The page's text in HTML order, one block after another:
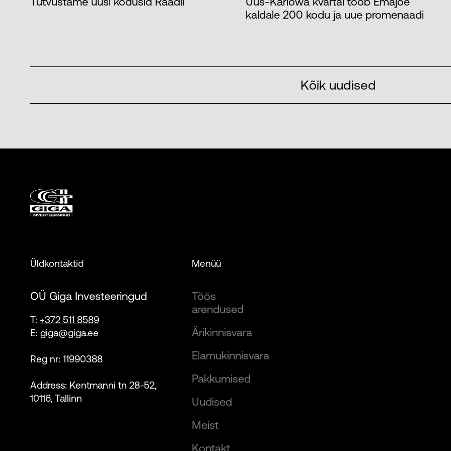
kaldale 200 kodu ja uue promenaadi
Kõik uudised
Üldkontaktid
OÜ Giga Investeeringud
T: +372 511 8589
E: giga@giga.ee
Reg nr: 11990388
Address: Kentmanni tn 28-52,
10116, Tallinn
Menüü
Töös
arendused
Ärikinnisvara
Elamukinnisvara
Pakkumised
Uudised
Meist
Kontakt